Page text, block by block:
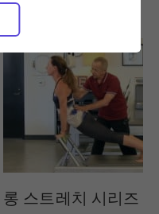
롱 스트레치 시리즈